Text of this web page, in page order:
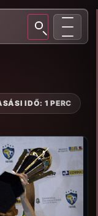
IDŐ: 1 PERC